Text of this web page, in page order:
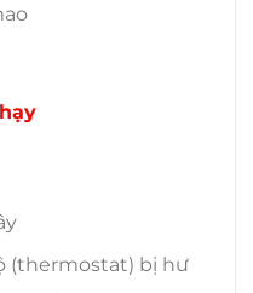
(thermostat) bị hư